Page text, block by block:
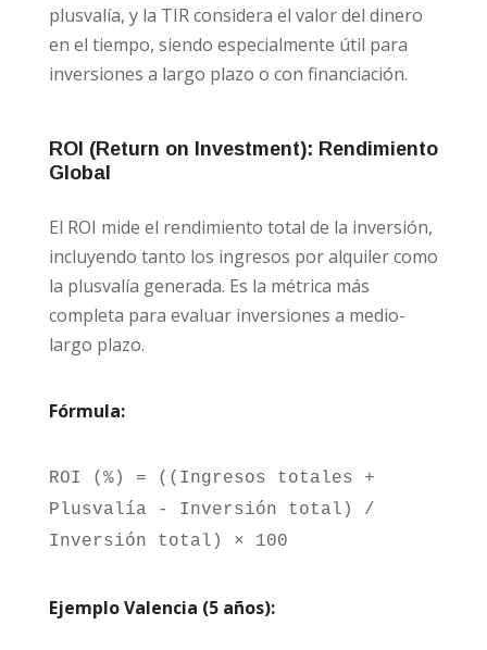
plusvalía, y la TIR considera el valor del dinero
en el tiempo, siendo especialmente útil para
inversiones a largo plazo o con financiación.
ROI (Return on Investment): Rendimiento
Global
El ROI mide el rendimiento total de la inversión,
incluyendo tanto los ingresos por alquiler como
la plusvalía generada. Es la métrica más
completa para evaluar inversiones a medio-
largo plazo.
Fórmula:
ROI (%) = ((Ingresos totales +
Plusvalía - Inversión total) /
Inversión total) × 100
Ejemplo Valencia (5 años):